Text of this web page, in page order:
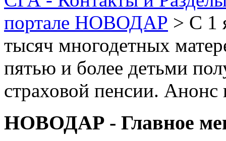
портале НОВОДАР > С 1
тысяч многодетных
пятью и более детьми
страховой пенсии. Анонс
НОВОДАР - Главное